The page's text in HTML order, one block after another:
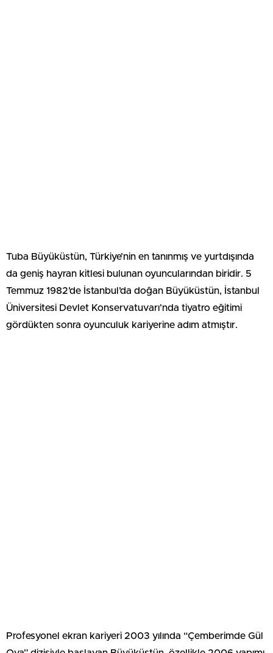
Tuba Büyüküstün, Türkiye’nin en tanınmış ve yurtdışında
da geniş hayran kitlesi bulunan oyuncularından biridir. 5
Temmuz 1982’de İstanbul’da doğan Büyüküstün, İstanbul
Üniversitesi Devlet Konservatuvarı’nda tiyatro eğitimi
gördükten sonra oyunculuk kariyerine adım atmıştır.
Profesyonel ekran kariyeri 2003 yılında “Çemberimde Gül